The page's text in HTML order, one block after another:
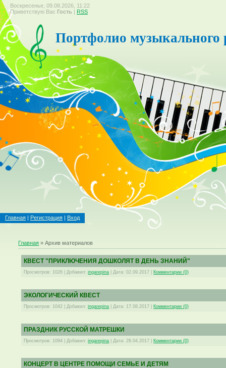
Воскресенье, 09.08.2026, 11:22
Приветствую Вас Гость | RSS
Портфолио музыкального
Главная | Регистрация | Вход
Главная »Архив материалов
КВЕСТ "ПРИКЛЮЧЕНИЯ ДОШКОЛЯТ В ДЕНЬ ЗНАНИЙ"
Просмотров: 1026 Добавил: ingarepina Дата: 02.09.2017 Комментарии (0)
ЭКОЛОГИЧЕСКИЙ КВЕСТ
Просмотров: 1042 Добавил: ingarepina Дата: 17.08.2017 Комментарии (0)
ПРАЗДНИК РУССКОЙ МАТРЕШКИ
Просмотров: 1094 Добавил: ingarepina Дата: 28.04.2017 Комментарии (0)
КОНЦЕРТ В ЦЕНТРЕ ПОМОЩИ СЕМЬЕ И ДЕТЯМ